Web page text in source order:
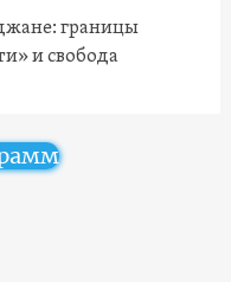
границы
и свобода